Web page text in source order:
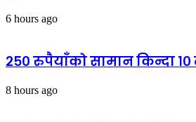
6 hours ago
२५० रुपैयाँको सामान किन्दा
8 hours ago